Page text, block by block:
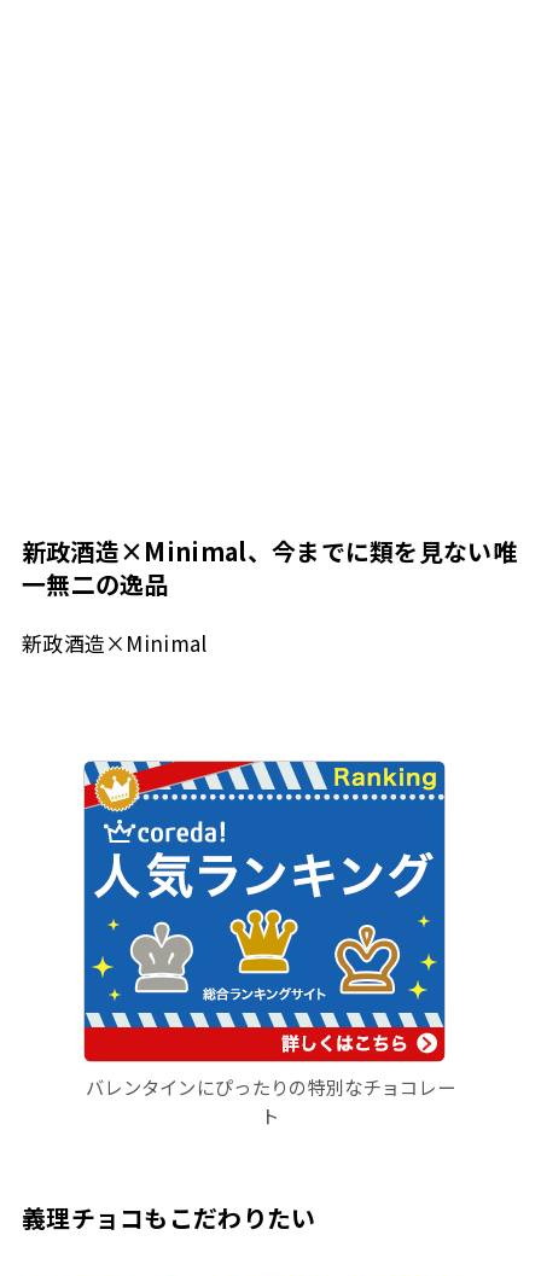
新政酒造×Minimal、今までに類を見ない唯
一無二の逸品
新政酒造×Minimal
バレンタインにぴったりの特別なチョコレー
ト
義理チョコもこだわりたい